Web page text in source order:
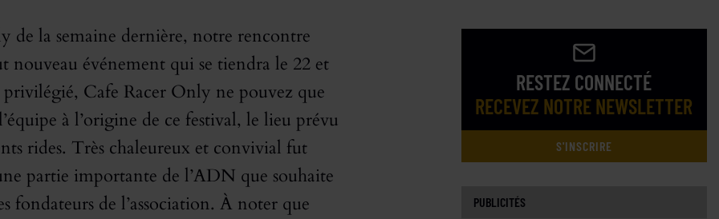
de la semaine dernière, notre rencontre
nouveau événement qui se tiendra le 22 et
Cafe Racer Only ne pouvez que
à l’origine de ce festival, le lieu prévu
rides. Très chaleureux et convivial fut
partie importante de l’ADN que souhaite
fondateurs de l’association. À noter que
RESTEZ CONNECTÉ
RECEVEZ NOTRE NEWSLETTER
S'INSCRIRE
PUBLICITÉS